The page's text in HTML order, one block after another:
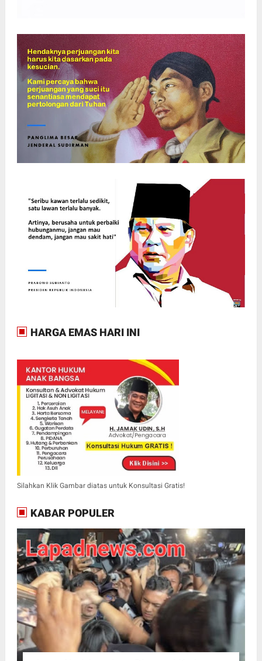
HARGA EMAS HARI INI
Silahkan Klik Gambar diatas untuk Konsultasi Gratis!
KABAR POPULER